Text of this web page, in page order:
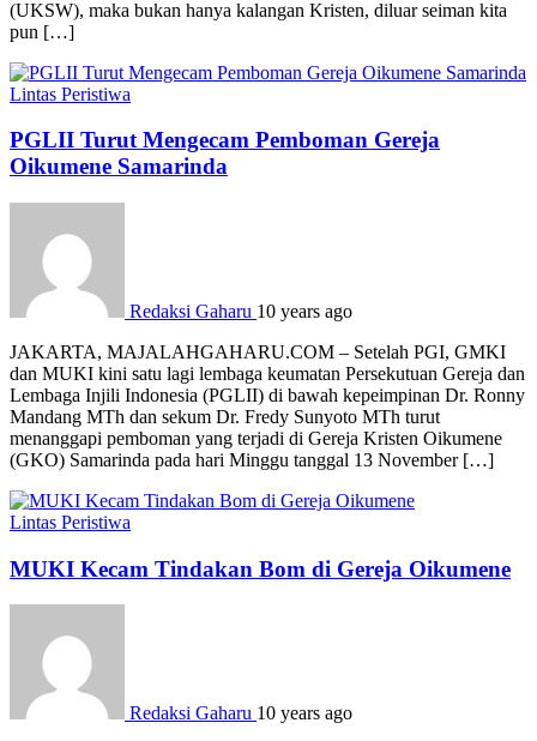
(UKSW), maka bukan hanya kalangan Kristen, diluar seiman kita
pun […]
Lintas Peristiwa
PGLII Turut Mengecam Pemboman Gereja
Oikumene Samarinda
Redaksi Gaharu 10 years ago
JAKARTA, MAJALAHGAHARU.COM – Setelah PGI, GMKI
dan MUKI kini satu lagi lembaga keumatan Persekutuan Gereja dan
Lembaga Injili Indonesia (PGLII) di bawah kepeimpinan Dr. Ronny
Mandang MTh dan sekum Dr. Fredy Sunyoto MTh turut
menanggapi pemboman yang terjadi di Gereja Kristen Oikumene
(GKO) Samarinda pada hari Minggu tanggal 13 November […]
Lintas Peristiwa
MUKI Kecam Tindakan Bom di Gereja Oikumene
Redaksi Gaharu 10 years ago